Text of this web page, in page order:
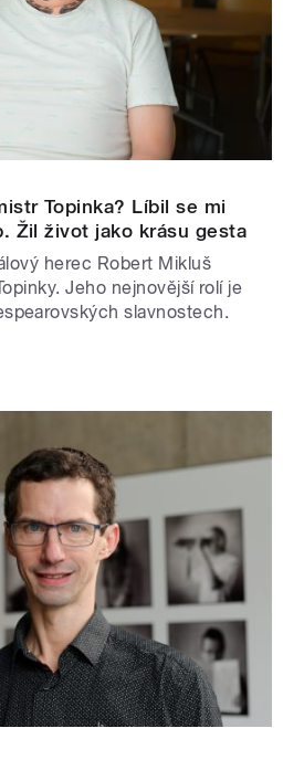
Topinka? Líbil se mi
Žil život jako krásu gesta
herec Robert Mikluš
Jeho nejnovější rolí je
slavnostech.